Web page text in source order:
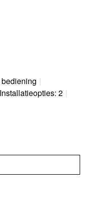
|
Installatieopties: 2 |